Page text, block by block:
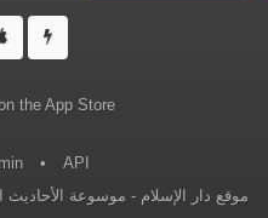
•
API
موقع دار الإسلام - موسوعة الأحاديث